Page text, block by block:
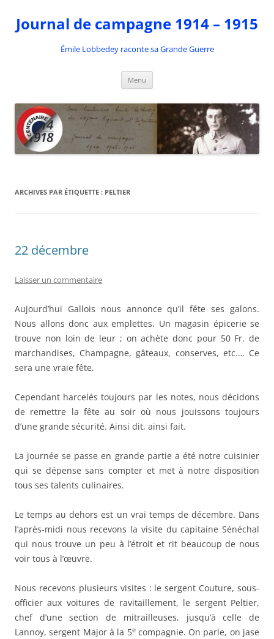
contenu
Journal de campagne 1914 – 1915
Émile Lobbedey raconte sa Grande Guerre
Menu
ARCHIVES PAR ÉTIQUETTE : PELTIER
22 décembre
Laisser un commentaire
Aujourd’hui Gallois nous annonce qu’il fête ses galons.
Nous allons donc aux emplettes. Un magasin épicerie se
trouve non loin de leur ; on achète donc pour 50 Fr. de
marchandises, Champagne, gâteaux, conserves, etc.… Ce
sera une vraie fête.
Cependant harcelés toujours par les notes, nous décidons
de remettre la fête au soir où nous jouissons toujours
d’une grande sécurité. Ainsi dit, ainsi fait.
La journée se passe en grande partie a été notre cuisinier
qui se dépense sans compter et met à notre disposition
tous ses talents culinaires.
Le temps au dehors est un vrai temps de décembre. Dans
l’après-midi nous recevons la visite du capitaine Sénéchal
qui nous trouve un peu à l’étroit et rit beaucoup de nous
voir tous à l’œuvre.
Nous recevons plusieurs visites : le sergent Couture, sous-
officier aux voitures de ravitaillement, le sergent Peltier,
chef d’une section de mitrailleuses, jusqu’à celle de
Lannoy, sergent Major à la 5ecompagnie. On parle, on jase